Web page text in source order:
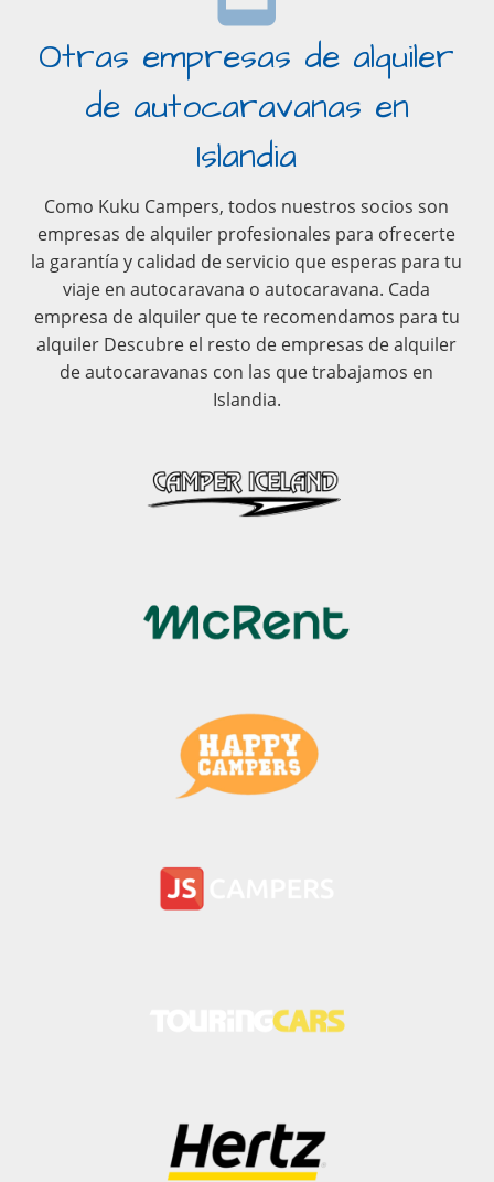
Otras empresas de alquiler
de autocaravanas en
Islandia
Como Kuku Campers, todos nuestros socios son
empresas de alquiler profesionales para ofrecerte
la garantía y calidad de servicio que esperas para tu
viaje en autocaravana o autocaravana. Cada
empresa de alquiler que te recomendamos para tu
alquiler Descubre el resto de empresas de alquiler
de autocaravanas con las que trabajamos en
Islandia.